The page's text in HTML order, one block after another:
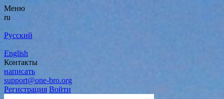
Меню
ru
Русский
English
Контакты
написать
support@one-bro.org
Регистрация Войти